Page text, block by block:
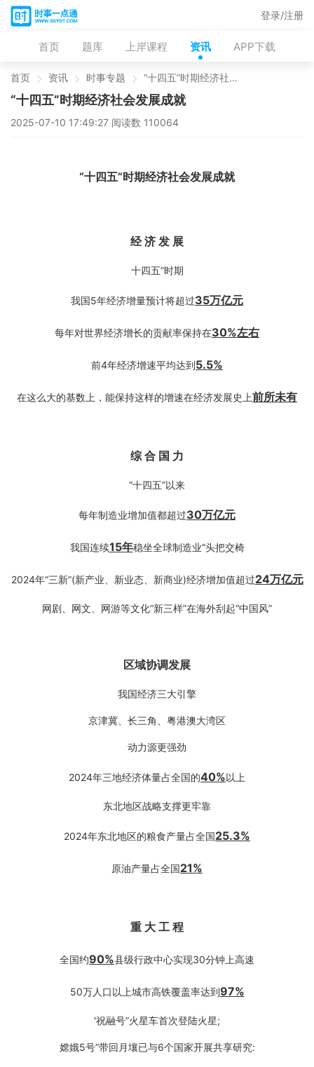
首页 题库 上岸课程 资讯 APP下载
登录/注册
首页 资讯 时事专题 “十四五”时期经济社会发展成就
“十四五”时期经济社会发展成就
2025-07-10 17:49:27 阅读数 110064
“十四五”时期经济社会发展成就
经 济 发 展
十四五”时期
我国5年经济增量预计将超过35万亿元
每年对世界经济增长的贡献率保持在30%左右
前4年经济增速平均达到5.5%
在这么大的基数上，能保持这样的增速在经济发展史上前所未有
综 合 国 力
“十四五”以来
每年制造业增加值都超过30万亿元
我国连续15年稳坐全球制造业“头把交椅
2024年“三新”(新产业、新业态、新商业)经济增加值超过24万亿元
网剧、网文、网游等文化“新三样”在海外刮起“中国风”
区域协调发展
我国经济三大引擎
京津冀、长三角、粤港澳大湾区
动力源更强劲
2024年三地经济体量占全国的40%以上
东北地区战略支撑更牢靠
2024年东北地区的粮食产量占全国25.3%
原油产量占全国21%
重 大 工 程
全国约90%县级行政中心实现30分钟上高速
50万人口以上城市高铁覆盖率达到97%
'祝融号”火星车首次登陆火星;
嫦娥5号”带回月壤已与6个国家开展共享研究: